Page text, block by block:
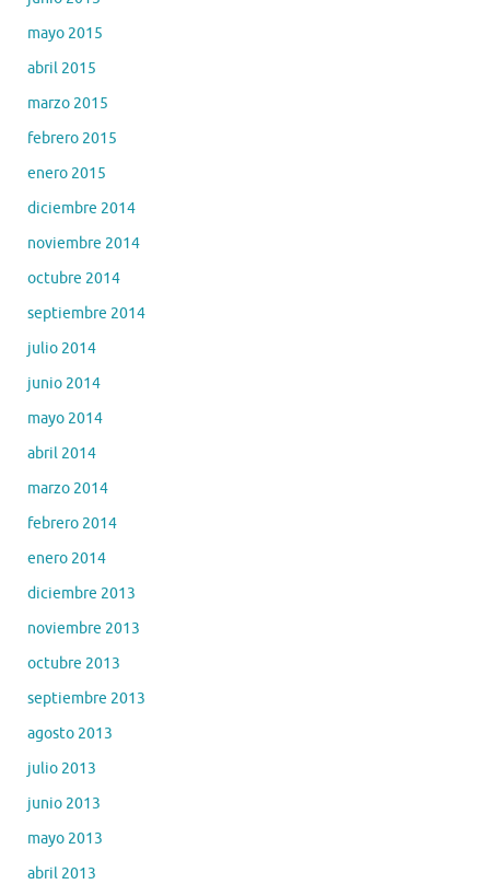
mayo 2015
abril 2015
marzo 2015
febrero 2015
enero 2015
diciembre 2014
noviembre 2014
octubre 2014
septiembre 2014
julio 2014
junio 2014
mayo 2014
abril 2014
marzo 2014
febrero 2014
enero 2014
diciembre 2013
noviembre 2013
octubre 2013
septiembre 2013
agosto 2013
julio 2013
junio 2013
mayo 2013
abril 2013